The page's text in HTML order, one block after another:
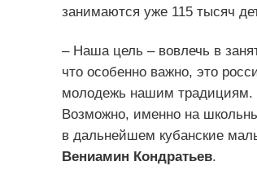
занимаются уже 115 тысяч
– Наша цель – вовлечь в
что особенно важно, это
молодежь нашим традициям.
Возможно, именно на
в дальнейшем кубанские
Вениамин Кондратьев.